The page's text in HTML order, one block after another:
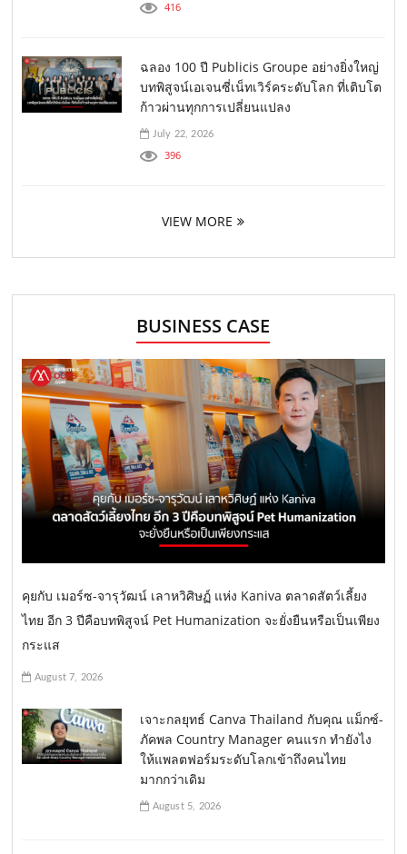
416
ฉลอง 100 ปี Publicis Groupe อย่างยิ่งใหญ่
บทพิสูจน์เอเจนซี่เน็ทเวิร์คระดับโลก ที่เติบโต
ก้าวผ่านทุกการเปลี่ยนแปลง
July 22, 2026
396
VIEW MORE
BUSINESS CASE
คุยกับ เมอร์ซ-จารุวัฒน์ เลาหวิศิษฏ์ แห่ง Kaniva ตลาดสัตว์เลี้ยง
ไทย อีก 3 ปีคือบทพิสูจน์ Pet Humanization จะยั่งยืนหรือเป็นเพียง
กระแส
August 7, 2026
เจาะกลยุทธ์ Canva Thailand กับคุณ แม็กซ์-
ภัคพล Country Manager คนแรก ทำยังไง
ให้แพลตฟอร์มระดับโลกเข้าถึงคนไทย
มากกว่าเดิม
August 5, 2026